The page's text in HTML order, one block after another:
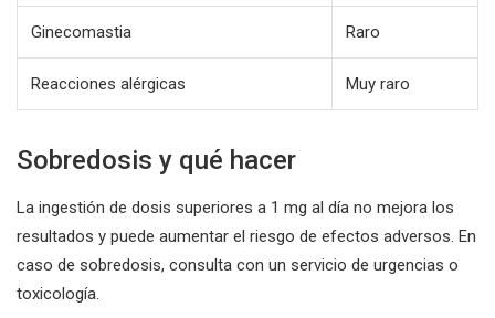
Ginecomastia Raro
Reacciones alérgicas Muy raro
Sobredosis y qué hacer
La ingestión de dosis superiores a 1 mg al día no mejora los
resultados y puede aumentar el riesgo de efectos adversos. En
caso de sobredosis, consulta con un servicio de urgencias o
toxicología.